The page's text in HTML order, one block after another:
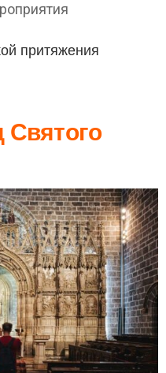
притяжения